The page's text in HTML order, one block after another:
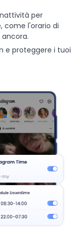
per
come l'orario di
e proteggere i tuoi